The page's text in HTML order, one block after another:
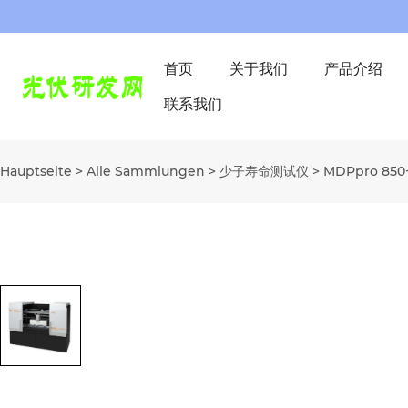
首页 关于我们 产品介绍
联系我们
Hauptseite > Alle Sammlungen > 少子寿命测试仪 > MDPpro